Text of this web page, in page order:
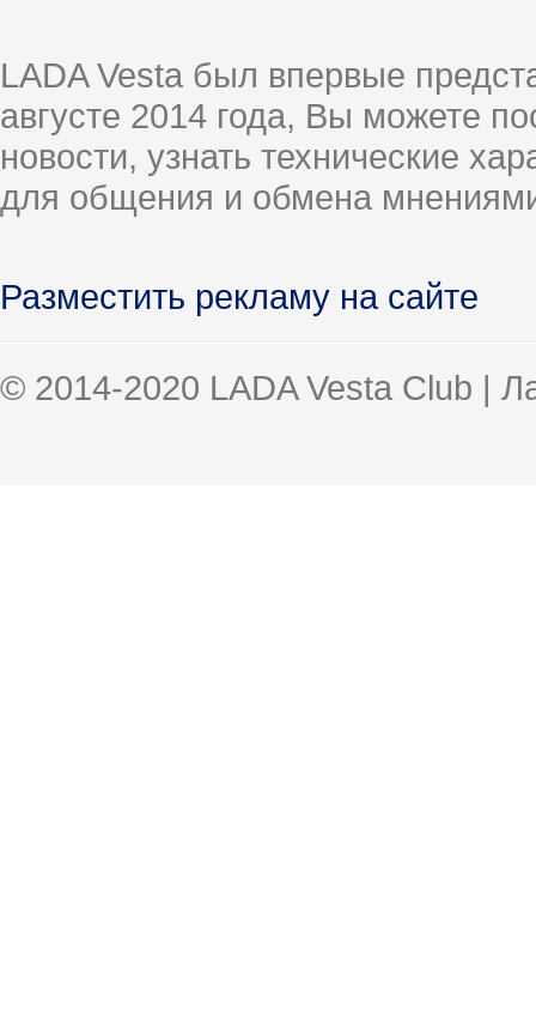
LADA Vesta был впервые
августе 2014 года, Вы можете
новости, узнать технические
для общения и обмена
Разместить рекламу на сайте
© 2014-2020 LADA Vesta Club |